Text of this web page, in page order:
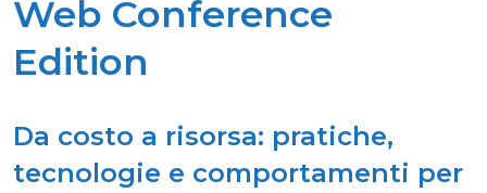
Web Conference
Edition
Da costo a risorsa: pratiche,
tecnologie e comportamenti per